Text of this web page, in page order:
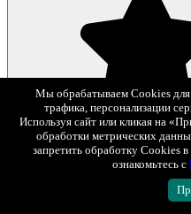
2 390 ₽
Бейсболка ФК Динамо
Мы обрабатываем Cookies для
трафика, персонализации
Используя сайт или кликая на
обработки метрических
запретить обработку Cookies
ознакомьтесь с